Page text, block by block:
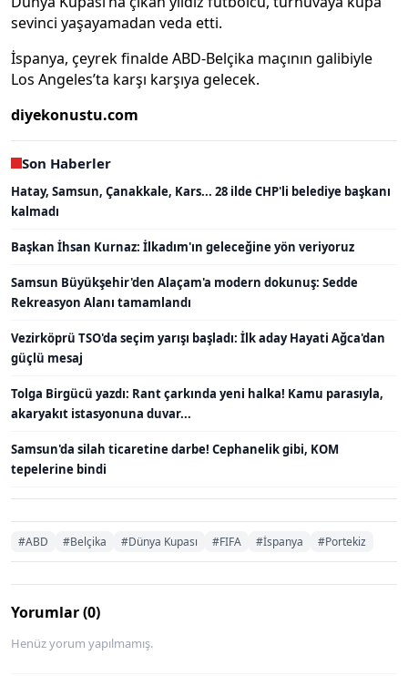
sevinci yaşayamadan veda etti.
İspanya, çeyrek finalde ABD-Belçika maçının galibiyle
Los Angeles’ta karşı karşıya gelecek.
diyekonustu.com
Son Haberler
Hatay, Samsun, Çanakkale, Kars... 28 ilde CHP'li belediye başkanı
kalmadı
Başkan İhsan Kurnaz: İlkadım'ın geleceğine yön veriyoruz
Samsun Büyükşehir'den Alaçam'a modern dokunuş: Sedde
Rekreasyon Alanı tamamlandı
Vezirköprü TSO'da seçim yarışı başladı: İlk aday Hayati Ağca'dan
güçlü mesaj
Tolga Birgücü yazdı: Rant çarkında yeni halka! Kamu parasıyla,
akaryakıt istasyonuna duvar...
Samsun'da silah ticaretine darbe! Cephanelik gibi, KOM
tepelerine bindi
#ABD #Belçika #Dünya Kupası #FIFA #İspanya #Portekiz
Yorumlar (0)
Henüz yorum yapılmamış.